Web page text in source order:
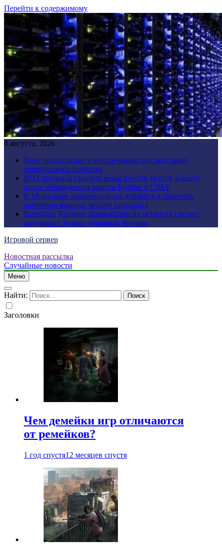
Перейти к содержимому
8 августа, 2026
Врач предупредил о неизлечимых последствиях
хронического пьянства
ВОЗ призвала принять меры против укусов клещей
после обнаружения вируса Бурбон в США
В Минздраве рекомендовали добавить в перечень
жизненно важных четыре препарата
Психолог Крупин: провокации на ретритах сможет
выдержать только здоровый человек
Игровой сервер
Новостная рассылка
Случайные новости
Меню
Найти:
Заголовки
Чем демейки игр отличаются
от ремейков?
1 год спустя12 месяцев спустя